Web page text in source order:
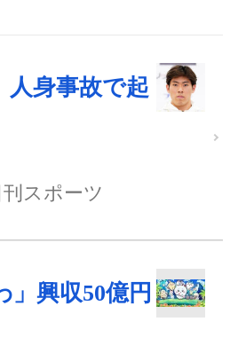
人身事故で起
刊スポーツ
」興収50億円